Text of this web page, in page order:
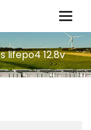
lifepo4 12.8v